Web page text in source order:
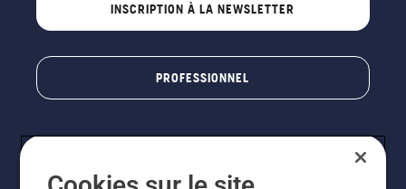
INSCRIPTION À LA NEWSLETTER
PROFESSIONNEL